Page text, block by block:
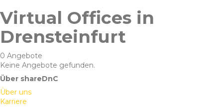
Virtual Offices in
Drensteinfurt
0 Angebote
Keine Angebote gefunden.
Über shareDnC
Über uns
Karriere